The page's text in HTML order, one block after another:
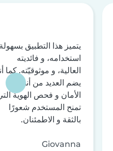
يتميز هذا التطبيق
استخدامه، و فائديته
العالية، و موثوقيّته. كما
يضم العديد من أنظمة
الأمان و فحص الهوية
تمنح المستخدم شعورًا
بالثقة و الاطمئنان.
Giovanna